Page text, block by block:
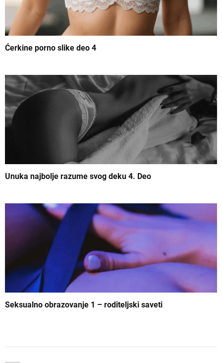
č
l
n
k
a
Ćerkine porno slike deo 4
Unuka najbolje razume svog deku 4. Deo
Seksualno obrazovanje 1 – roditeljski saveti